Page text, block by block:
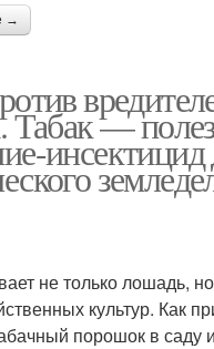
→
Табак —
инсектицид
не только лошадь,
культур. Как
порошок в саду